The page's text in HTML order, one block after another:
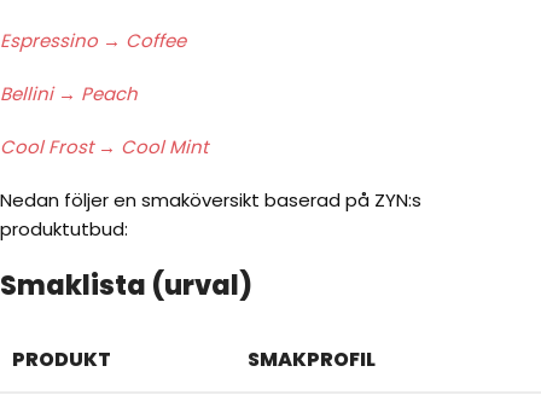
Espressino → Coffee
Bellini → Peach
Cool Frost → Cool Mint
Nedan följer en smaköversikt baserad på ZYN:s
produktutbud:
Smaklista (urval)
PRODUKT SMAKPROFIL